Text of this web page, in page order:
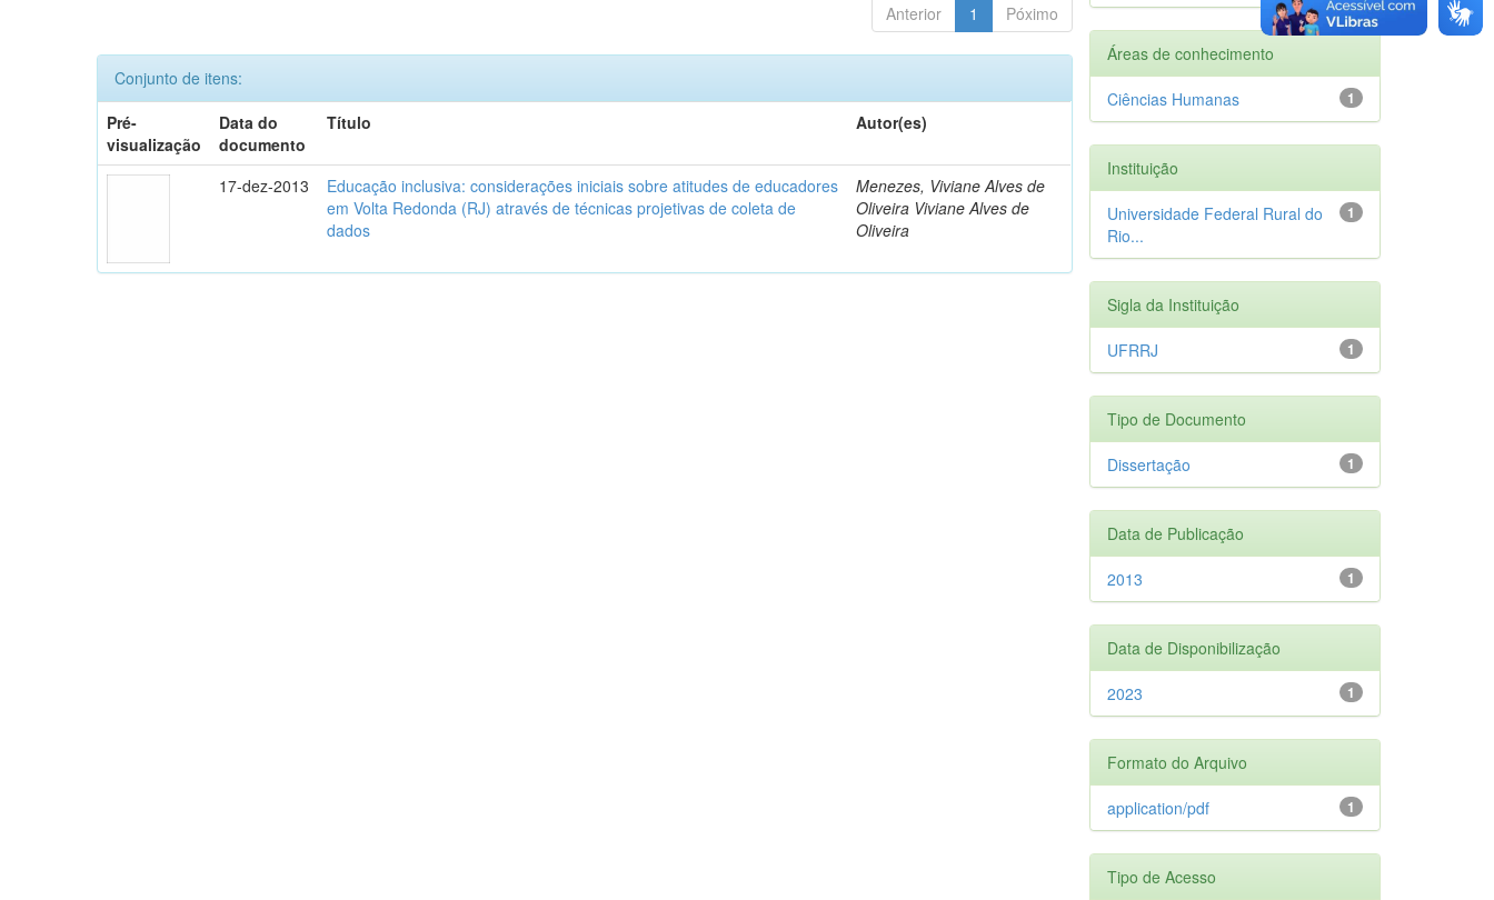
Anterior 1 Póximo
Conjunto de itens:
Pré-
visualização
Data do
documento
Título Autor(es)
17-dez-2013
Educação inclusiva: considerações iniciais sobre atitudes de educadores
em Volta Redonda (RJ) através de técnicas projetivas de coleta de
dados
Menezes, Viviane Alves de
Oliveira Viviane Alves de
Oliveira
Áreas de conhecimento
1
Ciências Humanas
Instituição
1
Universidade Federal Rural do
Rio...
Sigla da Instituição
1
UFRRJ
Tipo de Documento
1
Dissertação
Data de Publicação
1
2013
Data de Disponibilização
1
2023
Formato do Arquivo
1
application/pdf
Tipo de Acesso